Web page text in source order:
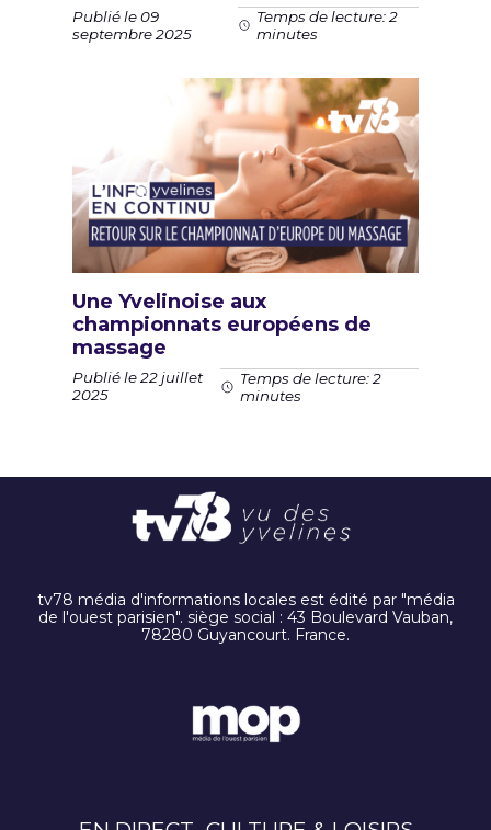
Publié le 09
septembre 2025
Temps de lecture: 2
minutes
Une Yvelinoise aux
championnats européens de
massage
Publié le 22 juillet
2025
Temps de lecture: 2
minutes
tv78 média d'informations locales est édité par "média
de l'ouest parisien". siège social : 43 Boulevard Vauban,
78280 Guyancourt. France.